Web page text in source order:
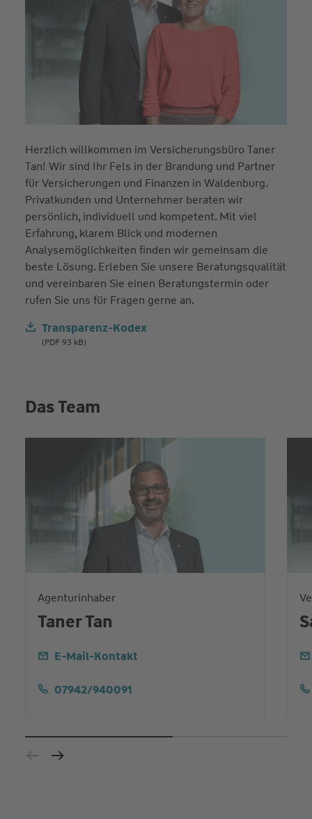
Herzlich willkommen im Versicherungsbüro Taner
Tan! Wir sind Ihr Fels in der Brandung und Partner
für Versicherungen und Finanzen in Waldenburg.
Privatkunden und Unternehmer beraten wir
persönlich, individuell und kompetent. Mit viel
Erfahrung, klarem Blick und modernen
Analysemöglichkeiten finden wir gemeinsam die
beste Lösung. Erleben Sie unsere Beratungsqualität
und vereinbaren Sie einen Beratungstermin oder
rufen Sie uns für Fragen gerne an.
Transparenz-Kodex
(PDF 93 kB)
Das Team
Agenturinhaber
Taner Tan
E-Mail-Kontakt
07942/940091